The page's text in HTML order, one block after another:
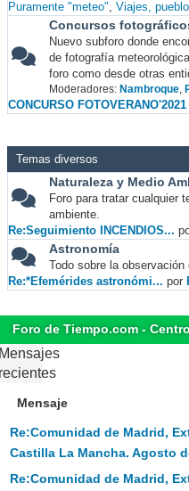
Puramente "meteo" Viajes,
Concursos
Nuevo subforo donde
de fotografía
foro como desde otras
Moderadores: Nambroque,
CONCURSO FOTOVERANO'2021
Temas diversos
Naturaleza y Medio
Foro para tratar cualquier
ambiente.
Re:Seguimiento INCENDIOS...
Astronomía
Todo sobre la observación
Re:*Efemérides astronómi... por
Foro de Tiempo.com -
Mensaje
Re:Comunidad de Madrid,
Castilla La Mancha. Agosto
Re:Comunidad de Madrid,